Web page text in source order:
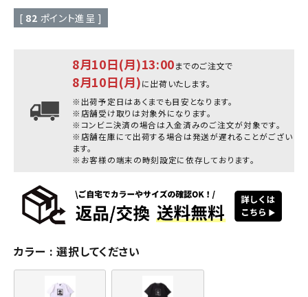
[ 82 ポイント進呈 ]
8月10日(月)13:00までのご注文で
8月10日(月)に出荷いたします。
※出荷予定日はあくまでも目安となります。
※店舗受け取りは対象外になります。
※コンビニ決済の場合は入金済みのご注文が対象です。
※店舗在庫にて出荷する場合は発送が遅れることがござい
ます。
※お客様の端末の時刻設定に依存しております。
カラー 選択してください